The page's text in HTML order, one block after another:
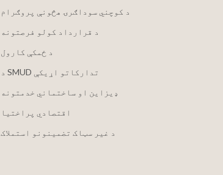
د کوچني سوداګرۍ هڅونې پروګرام
د قرارداد کولو فرصتونه
د ځمکې کارول
د SMUD تدارکاتو اړیکې
ډیزاین او ساختماني خدمتونه
اقتصادي پراختیا
د غیر سټاک تضمینونو استملاک